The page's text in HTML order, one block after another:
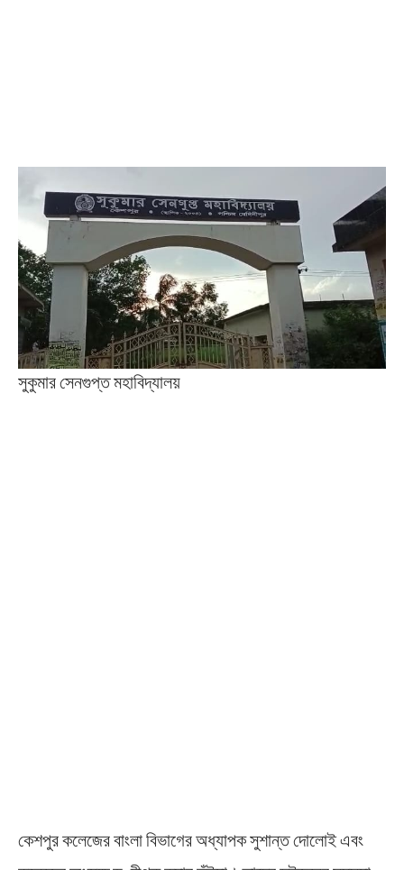
সুকুমার সেনগুপ্ত মহাবিদ্যালয়
কেশপুর কলেজের বাংলা বিভাগের অধ্যাপক সুশান্ত দোলোই এবং